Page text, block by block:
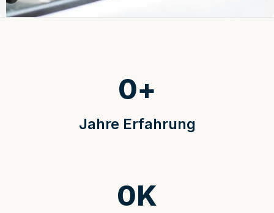
Jahre Erfahrung
0+
0K